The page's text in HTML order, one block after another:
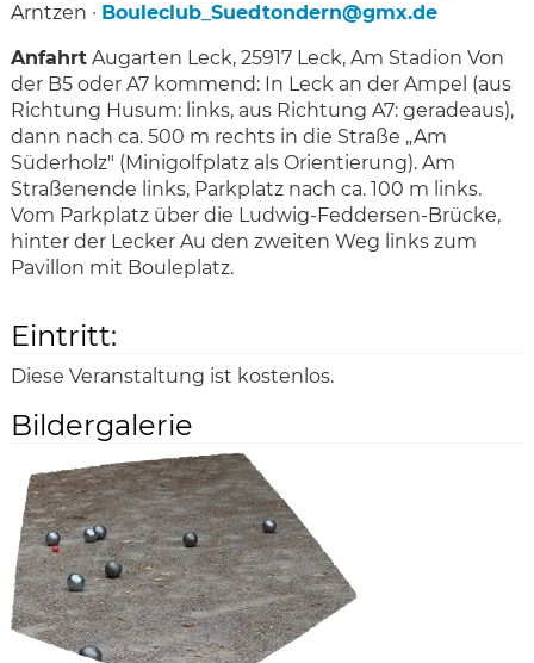
Arntzen · Bouleclub_Suedtondern@gmx.de
AnfahrtAugarten Leck, 25917 Leck, Am Stadion Von
der B5 oder A7 kommend: In Leck an der Ampel (aus
Richtung Husum: links, aus Richtung A7: geradeaus),
dann nach ca. 500 m rechts in die Straße „Am
Süderholz" (Minigolfplatz als Orientierung). Am
Straßenende links, Parkplatz nach ca. 100 m links.
Vom Parkplatz über die Ludwig-Feddersen-Brücke,
hinter der Lecker Au den zweiten Weg links zum
Pavillon mit Bouleplatz.
Eintritt:
Diese Veranstaltung ist kostenlos.
Bildergalerie